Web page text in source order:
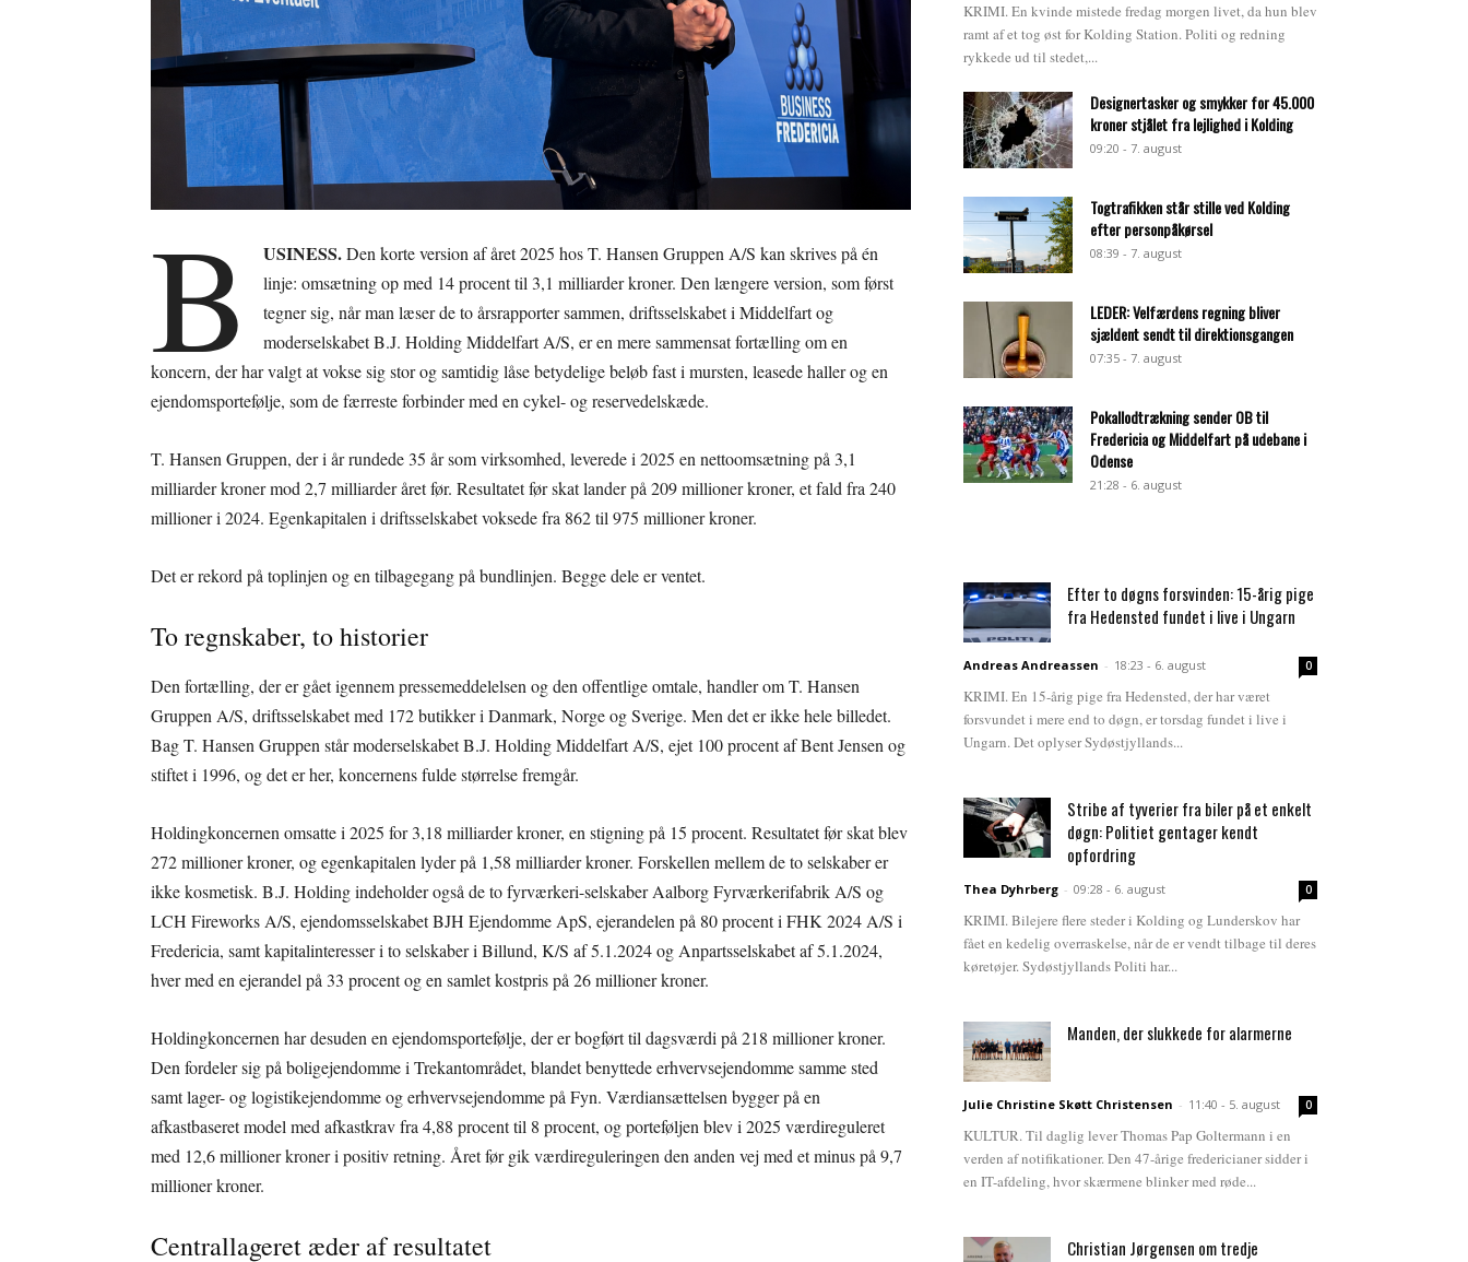
B USINESS.Den korte version af året 2025 hos T. Hansen Gruppen A/S kan skrives på én
linje: omsætning op med 14 procent til 3,1 milliarder kroner. Den længere version, som først
tegner sig, når man læser de to årsrapporter sammen, driftsselskabet i Middelfart og
moderselskabet B.J. Holding Middelfart A/S, er en mere sammensat fortælling om en
koncern, der har valgt at vokse sig stor og samtidig låse betydelige beløb fast i mursten, leasede haller og en
ejendomsportefølje, som de færreste forbinder med en cykel- og reservedelskæde.
T. Hansen Gruppen, der i år rundede 35 år som virksomhed, leverede i 2025 en nettoomsætning på 3,1
milliarder kroner mod 2,7 milliarder året før. Resultatet før skat lander på 209 millioner kroner, et fald fra 240
millioner i 2024. Egenkapitalen i driftsselskabet voksede fra 862 til 975 millioner kroner.
Det er rekord på toplinjen og en tilbagegang på bundlinjen. Begge dele er ventet.
To regnskaber, to historier
Den fortælling, der er gået igennem pressemeddelelsen og den offentlige omtale, handler om T. Hansen
Gruppen A/S, driftsselskabet med 172 butikker i Danmark, Norge og Sverige. Men det er ikke hele billedet.
Bag T. Hansen Gruppen står moderselskabet B.J. Holding Middelfart A/S, ejet 100 procent af Bent Jensen og
stiftet i 1996, og det er her, koncernens fulde størrelse fremgår.
Holdingkoncernen omsatte i 2025 for 3,18 milliarder kroner, en stigning på 15 procent. Resultatet før skat blev
272 millioner kroner, og egenkapitalen lyder på 1,58 milliarder kroner. Forskellen mellem de to selskaber er
ikke kosmetisk. B.J. Holding indeholder også de to fyrværkeri-selskaber Aalborg Fyrværkerifabrik A/S og
LCH Fireworks A/S, ejendomsselskabet BJH Ejendomme ApS, ejerandelen på 80 procent i FHK 2024 A/S i
Fredericia, samt kapitalinteresser i to selskaber i Billund, K/S af 5.1.2024 og Anpartsselskabet af 5.1.2024,
hver med en ejerandel på 33 procent og en samlet kostpris på 26 millioner kroner.
Holdingkoncernen har desuden en ejendomsportefølje, der er bogført til dagsværdi på 218 millioner kroner.
Den fordeler sig på boligejendomme i Trekantområdet, blandet benyttede erhvervsejendomme samme sted
samt lager- og logistikejendomme og erhvervsejendomme på Fyn. Værdiansættelsen bygger på en
afkastbaseret model med afkastkrav fra 4,88 procent til 8 procent, og porteføljen blev i 2025 værdireguleret
med 12,6 millioner kroner i positiv retning. Året før gik værdireguleringen den anden vej med et minus på 9,7
millioner kroner.
Centrallageret æder af resultatet
KRIMI. En kvinde mistede fredag morgen livet, da hun blev
ramt af et tog øst for Kolding Station. Politi og redning
rykkede ud til stedet,...
Designertasker og smykker for 45.000
kroner stjålet fra lejlighed i Kolding
09:20 - 7. august
Togtrafikken står stille ved Kolding
efter personpåkørsel
08:39 - 7. august
LEDER: Velfærdens regning bliver
sjældent sendt til direktionsgangen
07:35 - 7. august
Pokallodtrækning sender OB til
Fredericia og Middelfart på udebane i
Odense
21:28 - 6. august
Efter to døgns forsvinden: 15-årig pige
fra Hedensted fundet i live i Ungarn
Andreas Andreassen - 18:23 - 6. august 0
KRIMI. En 15-årig pige fra Hedensted, der har været
forsvundet i mere end to døgn, er torsdag fundet i live i
Ungarn. Det oplyser Sydøstjyllands...
Stribe af tyverier fra biler på et enkelt
døgn: Politiet gentager kendt
opfordring
Thea Dyhrberg - 09:28 - 6. august 0
KRIMI. Bilejere flere steder i Kolding og Lunderskov har
fået en kedelig overraskelse, når de er vendt tilbage til deres
køretøjer. Sydøstjyllands Politi har...
Manden, der slukkede for alarmerne
Julie Christine Skøtt Christensen - 11:40 - 5. august 0
KULTUR. Til daglig lever Thomas Pap Goltermann i en
verden af notifikationer. Den 47-årige fredericianer sidder i
en IT-afdeling, hvor skærmene blinker med røde...
Christian Jørgensen om tredje